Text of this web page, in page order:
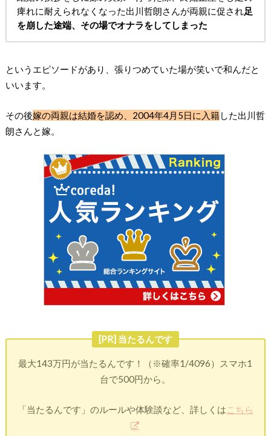
痺れに耐えられなくなった出川哲朗さんが両親に促され 足
を崩した途端、その場でオナラをしてしまった
というエピソードがあり、張りつめていた場が笑いで和んだと
いいます。
その後嫁の両親は結婚を認め、2004年4月5日に入籍した出川哲
朗さんと嫁。
[PR] 当たるんです
最大143万円が当たるんです！（※確率1/4096）スマホ1
台で500円から。
「当たるんです」のルールや体験談など、詳しくは こちら